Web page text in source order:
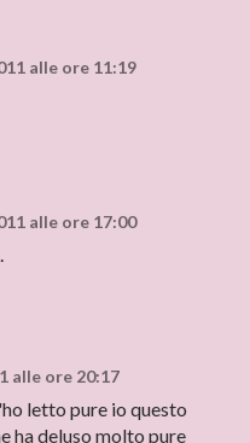
alle ore 11:19
alle ore 17:00
alle ore 20:17
letto pure io questo
ha deluso molto pure